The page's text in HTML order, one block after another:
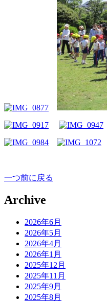
一つ前に戻る
Archive
2026年6月
2026年5月
2026年4月
2026年1月
2025年12月
2025年11月
2025年9月
2025年8月